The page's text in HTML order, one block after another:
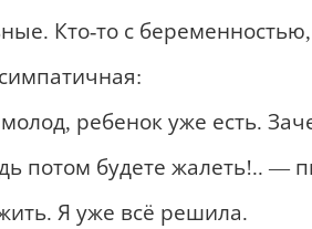
Кто-то с
ребенок уже есть.
потом будете жалеть!.. —
Я уже всё решила.